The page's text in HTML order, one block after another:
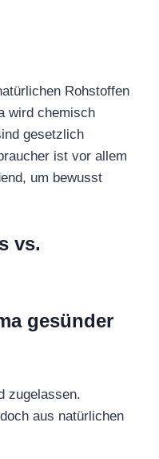
Rohstoffen
wird chemisch
gesetzlich
ist vor allem
um bewusst
vs.
gesünder
zugelassen.
aus natürlichen